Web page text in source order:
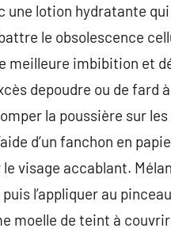
une lotion hydratante
le obsolescence
meilleure imbibition et
depoudre ou de fard
la poussière sur
d’un fanchon en
visage accablant.
l’appliquer au
moelle de teint à